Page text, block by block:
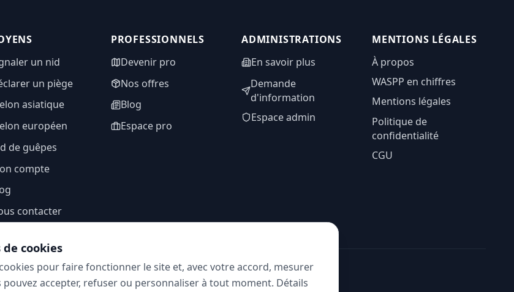
un nid
un piège
asiatique
européen
de guêpes
compte
contacter
PROFESSIONNELS
Devenir pro
Nos offres
Blog
Espace pro
ADMINISTRATIONS
En savoir plus
Demande
d'information
Espace admin
MENTIONS LÉGALES
À propos
WASPP en chiffres
Mentions légales
Politique de
confidentialité
CGU
SUIVEZ-NOUS
cookies
pour faire fonctionner le site et, avec votre accord, mesurer
pouvez accepter, refuser ou personnaliser à tout moment. Détails